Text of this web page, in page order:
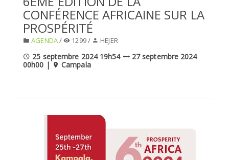
SÉLECTIONNEZ UN DOSSIER
SELECTIONNEZ UNE SECTION
SÉLECTIONNEZ UNE CATÉGORIE
CONFÉRENCE AFRICAINE SUR LA
PROSPÉRITÉ
AGENDA/ 1299 / HEJER
25 septembre 2024 19h54
27 septembre 2024
00h00 |
Campala